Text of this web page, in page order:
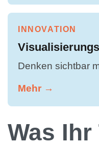
INNOVATION
Denken sichtbar
Mehr →
Was Ihr